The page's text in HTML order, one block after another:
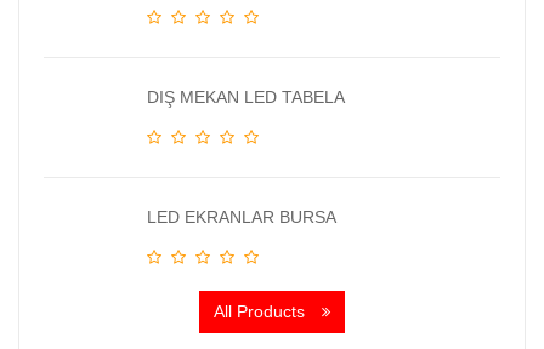
DIŞ MEKAN LED TABELA
LED EKRANLAR BURSA
All Products